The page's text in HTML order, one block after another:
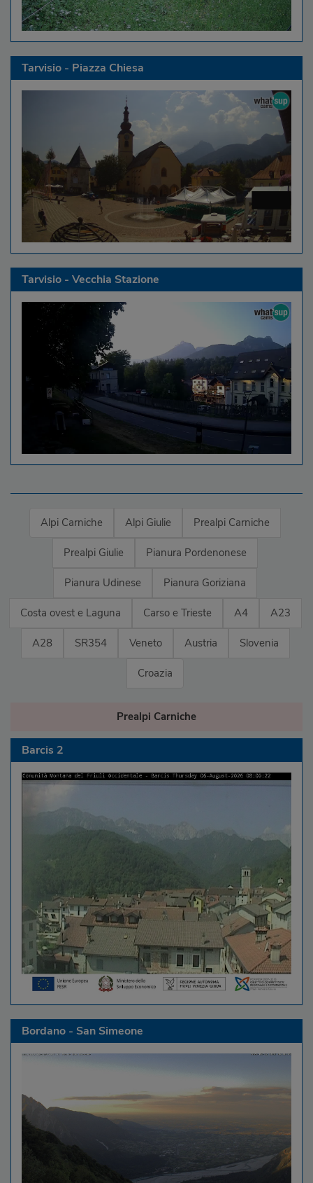
Tarvisio - Piazza Chiesa
Tarvisio - Vecchia Stazione
Alpi Carniche Alpi Giulie Prealpi Carniche
Prealpi Giulie Pianura Pordenonese
Pianura Udinese Pianura Goriziana
Costa ovest e Laguna Carso e Trieste A4 A23
A28 SR354 Veneto Austria Slovenia
Croazia
Prealpi Carniche
Barcis 2
Bordano - San Simeone